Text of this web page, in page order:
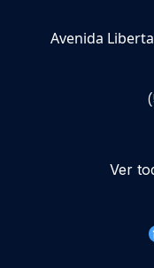
Avenida
Ver